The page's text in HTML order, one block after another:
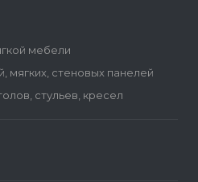
мебели
мягких, стеновых панелей
стульев, кресел